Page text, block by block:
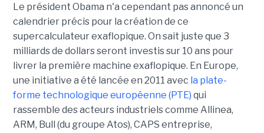
Le président Obama n'a cependant pas annoncé un
calendrier précis pour la création de ce
supercalculateur exaflopique. On sait juste que 3
milliards de dollars seront investis sur 10 ans pour
livrer la première machine exaflopique. En Europe,
une initiative a été lancée en 2011 avec la plate-
forme technologique européenne (PTE) qui
rassemble des acteurs industriels comme Allinea,
ARM, Bull (du groupe Atos), CAPS entreprise,